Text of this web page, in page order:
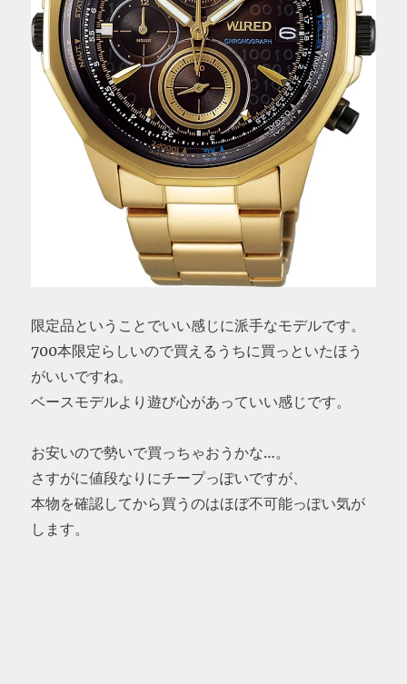
限定品ということでいい感じに派手なモデルです。
700本限定らしいので買えるうちに買っといたほう
がいいですね。
ベースモデルより遊び心があっていい感じです。
お安いので勢いで買っちゃおうかな…。
さすがに値段なりにチープっぽいですが、
本物を確認してから買うのはほぼ不可能っぽい気が
します。